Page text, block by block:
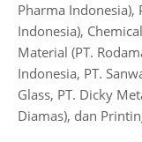
Pharma Indonesia),
Indonesia),
Material (PT.
Indonesia, PT.
Glass, PT. Dicky
Diamas), dan